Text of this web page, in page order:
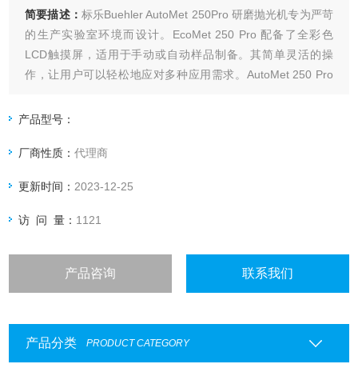
简要描述： 标乐Buehler AutoMet 250Pro 研磨抛光机专为严苛
的生产实验室环境而设计。EcoMet 250 Pro 配备了全彩色
LCD触摸屏，适用于手动或自动样品制备。其简单灵活的操
作，让用户可以轻松地应对多种应用需求。AutoMet 250 Pro
快速清洁以及丰富的操作功能，提高了用户操作的便利性。
产品型号：
厂商性质：代理商
更新时间： 2023-12-25
访 问 量： 1121
产品咨询 联系我们
产品分类 PRODUCT CATEGORY